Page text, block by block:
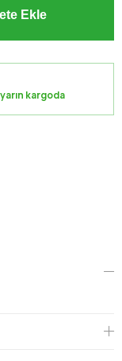
yarın kargoda